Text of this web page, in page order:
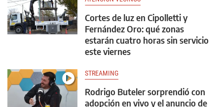
Cortes de luz en Cipolletti y
Fernández Oro: qué zonas
estarán cuatro horas sin servicio
este viernes
STREAMING
Rodrigo Buteler sorprendió con
adopción en vivo y el anuncio de